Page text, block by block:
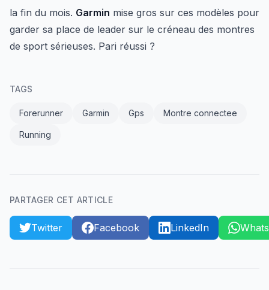
la fin du mois. Garmin mise gros sur ces modèles pour
garder sa place de leader sur le créneau des montres
de sport sérieuses. Pari réussi ?
TAGS
Forerunner Garmin Gps Montre connectee
Running
PARTAGER CET ARTICLE
Twitter Facebook LinkedIn